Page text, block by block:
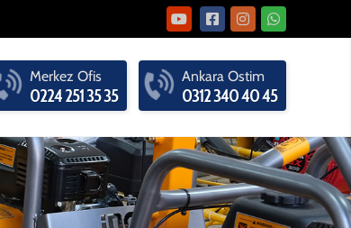
Merkez Ofis
0224 251 35 35
Ankara Ostim
0312 340 40 45